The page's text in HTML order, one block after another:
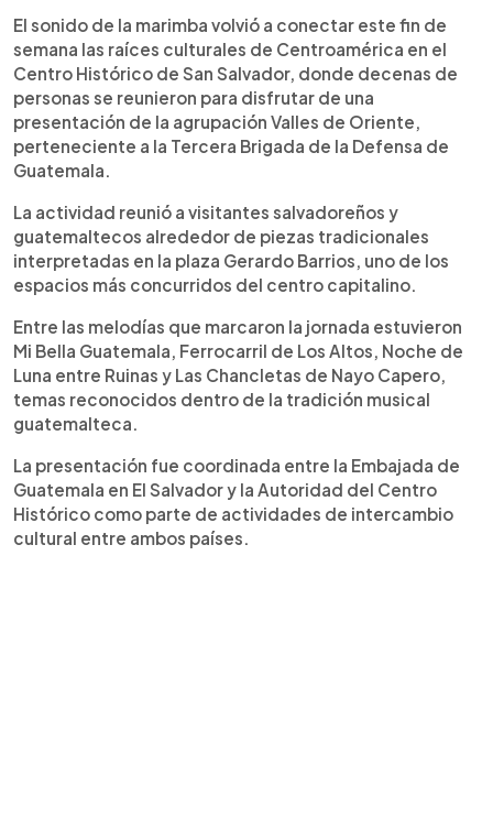
► Escuchar artículo
La marimba Valles de Oriente de Guatemala se
presentó este sábado en el Centro Histórico de
San Salvador como parte de un intercambio
cultural entre ambos países. Decenas de
visitantes disfrutaron de piezas tradicionales
guatemaltecas en la plaza Gerardo Barrios, en una
jornada marcada por música, convivencia y
expresiones culturales centroamericanas.
El sonido de la marimba volvió a conectar este fin de
semana las raíces culturales de Centroamérica en el
Centro Histórico de San Salvador, donde decenas de
personas se reunieron para disfrutar de una
presentación de la agrupación Valles de Oriente,
perteneciente a la Tercera Brigada de la Defensa de
Guatemala.
La actividad reunió a visitantes salvadoreños y
guatemaltecos alrededor de piezas tradicionales
interpretadas en la plaza Gerardo Barrios, uno de los
espacios más concurridos del centro capitalino.
Entre las melodías que marcaron la jornada estuvieron
Mi Bella Guatemala, Ferrocarril de Los Altos, Noche de
Luna entre Ruinas y Las Chancletas de Nayo Capero,
temas reconocidos dentro de la tradición musical
guatemalteca.
La presentación fue coordinada entre la Embajada de
Guatemala en El Salvador y la Autoridad del Centro
Histórico como parte de actividades de intercambio
cultural entre ambos países.